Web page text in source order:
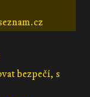
bezpečí, s